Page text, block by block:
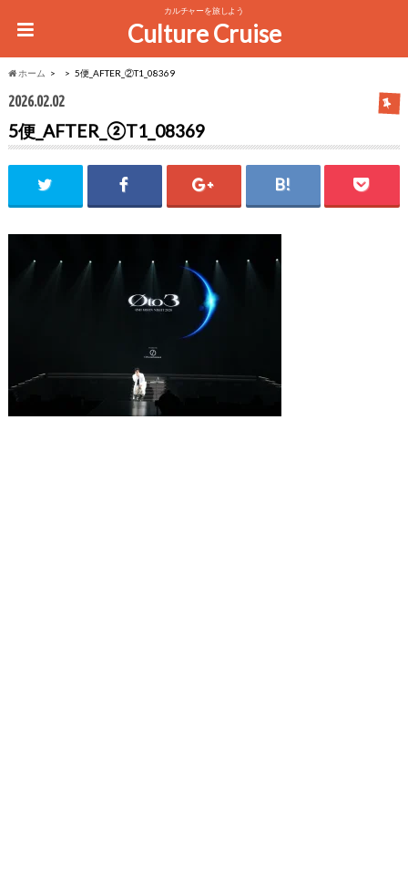
カルチャーを旅しよう
Culture Cruise
ホーム 5便_AFTER_②T1_08369
2026.02.02
5便_AFTER_②T1_08369